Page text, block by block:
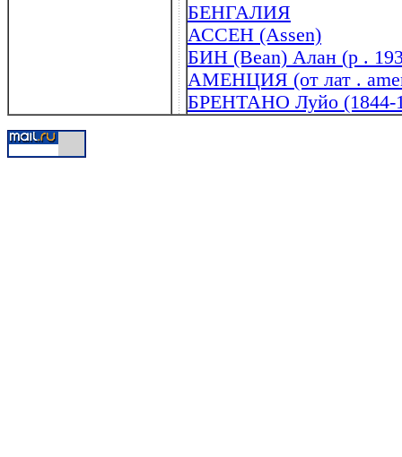
БЕНГАЛИЯ
АССЕН (Assen)
БИН (Bean) Алан (р .
АМЕНЦИЯ (от лат .
БРЕНТАНО Луйо (1844-